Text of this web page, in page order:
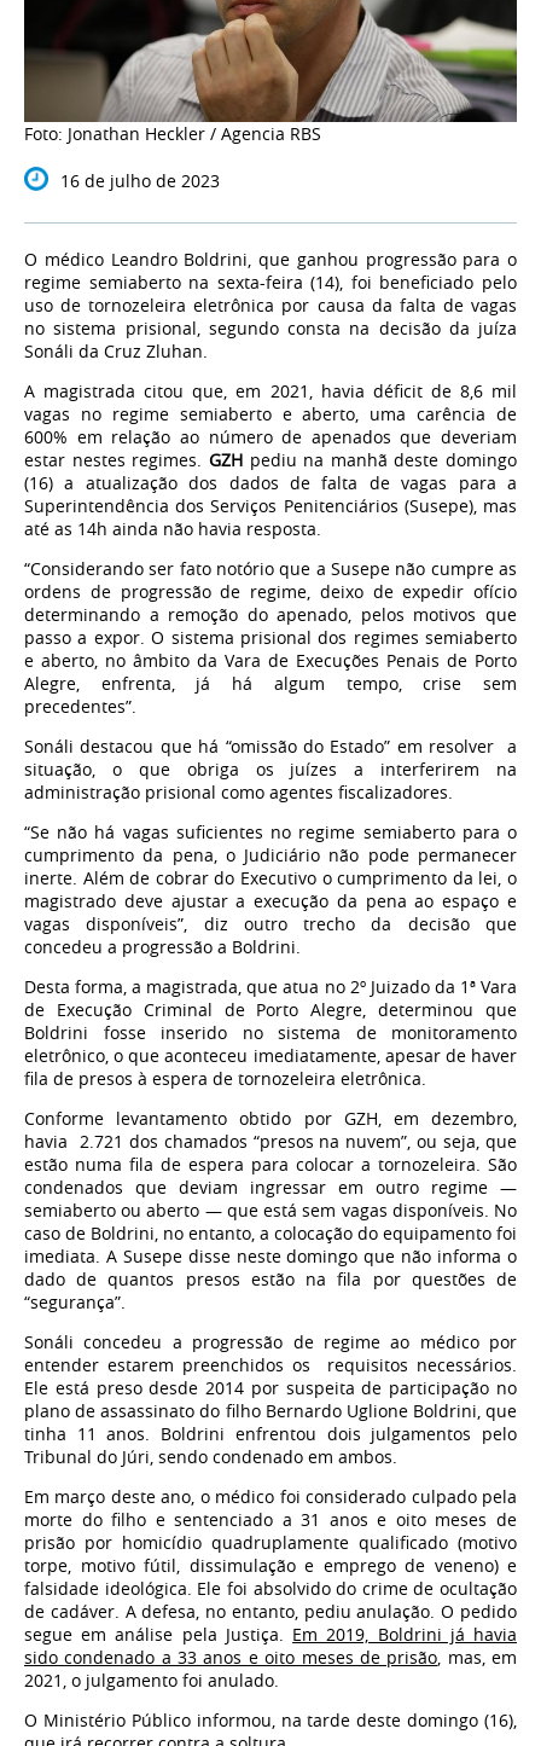
Foto: Jonathan Heckler / Agencia RBS
16 de julho de 2023
O médico Leandro Boldrini, que ganhou progressão para o
regime semiaberto na sexta-feira (14), foi beneficiado pelo
uso de tornozeleira eletrônica por causa da falta de vagas
no sistema prisional, segundo consta na decisão da juíza
Sonáli da Cruz Zluhan.
A magistrada citou que, em 2021, havia déficit de 8,6 mil
vagas no regime semiaberto e aberto, uma carência de
600% em relação ao número de apenados que deveriam
estar nestes regimes. GZHpediu na manhã deste domingo
(16) a atualização dos dados de falta de vagas para a
Superintendência dos Serviços Penitenciários (Susepe), mas
até as 14h ainda não havia resposta.
“Considerando ser fato notório que a Susepe não cumpre as
ordens de progressão de regime, deixo de expedir ofício
determinando a remoção do apenado, pelos motivos que
passo a expor. O sistema prisional dos regimes semiaberto
e aberto, no âmbito da Vara de Execuções Penais de Porto
Alegre, enfrenta, já há algum tempo, crise sem
precedentes”.
Sonáli destacou que há “omissão do Estado” em resolver a
situação, o que obriga os juízes a interferirem na
administração prisional como agentes fiscalizadores.
“Se não há vagas suficientes no regime semiaberto para o
cumprimento da pena, o Judiciário não pode permanecer
inerte. Além de cobrar do Executivo o cumprimento da lei, o
magistrado deve ajustar a execução da pena ao espaço e
vagas disponíveis”, diz outro trecho da decisão que
concedeu a progressão a Boldrini.
Desta forma, a magistrada, que atua no 2º Juizado da 1ª Vara
de Execução Criminal de Porto Alegre, determinou que
Boldrini fosse inserido no sistema de monitoramento
eletrônico, o que aconteceu imediatamente, apesar de haver
fila de presos à espera de tornozeleira eletrônica.
Conforme levantamento obtido por GZH, em dezembro,
havia 2.721 dos chamados “presos na nuvem”, ou seja, que
estão numa fila de espera para colocar a tornozeleira. São
condenados que deviam ingressar em outro regime —
semiaberto ou aberto — que está sem vagas disponíveis. No
caso de Boldrini, no entanto, a colocação do equipamento foi
imediata. A Susepe disse neste domingo que não informa o
dado de quantos presos estão na fila por questões de
“segurança”.
Sonáli concedeu a progressão de regime ao médico por
entender estarem preenchidos os requisitos necessários.
Ele está preso desde 2014 por suspeita de participação no
plano de assassinato do filho Bernardo Uglione Boldrini, que
tinha 11 anos. Boldrini enfrentou dois julgamentos pelo
Tribunal do Júri, sendo condenado em ambos.
Em março deste ano, o médico foi considerado culpado pela
morte do filho e sentenciado a 31 anos e oito meses de
prisão por homicídio quadruplamente qualificado (motivo
torpe, motivo fútil, dissimulação e emprego de veneno) e
falsidade ideológica. Ele foi absolvido do crime de ocultação
de cadáver. A defesa, no entanto, pediu anulação. O pedido
segue em análise pela Justiça. Em 2019, Boldrini já havia
sido condenado a 33 anos e oito meses de prisão, mas, em
2021, o julgamento foi anulado.
O Ministério Público informou, na tarde deste domingo (16),